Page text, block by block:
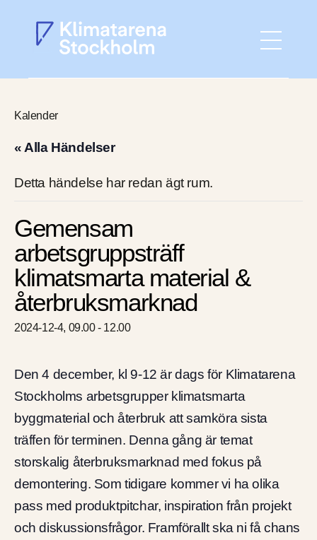
Aktuellt
Gå med
Det här gör vi
Om Klimatarenan
För deltagare
Ett initiativ av
Kalender
« Alla Händelser
Detta händelse har redan ägt rum.
Gemensam
arbetsgruppsträff
klimatsmarta material &
återbruksmarknad
2024-12-4, 09.00- 12.00
Den 4 december, kl 9-12 är dags för Klimatarena
Stockholms arbetsgrupper klimatsmarta
byggmaterial och återbruk att samköra sista
träffen för terminen. Denna gång är temat
storskalig återbruksmarknad med fokus på
demontering. Som tidigare kommer vi ha olika
pass med produktpitchar, inspiration från projekt
och diskussionsfrågor. Framförallt ska ni få chans